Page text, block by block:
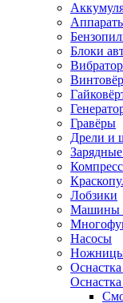
Блоки
Гравёры
Дрели и
Лобзики
Машины
Насосы